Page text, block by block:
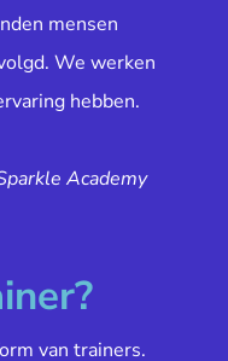
mensen
We werken
hebben.
Academy
van trainers.